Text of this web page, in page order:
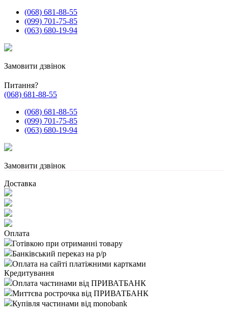
(068) 681-88-55
(099) 701-75-85
(063) 680-19-94
Замовити дзвінок
Питання?
(068) 681-88-55
(068) 681-88-55
(099) 701-75-85
(063) 680-19-94
Замовити дзвінок
Доставка
Оплата
Готівкою при отриманні товару
Банківський переказ на р/р
Оплата на сайті платіжними картками
Кредитування
Оплата частинами від ПРИВАТБАНК
Миттєва рострочка від ПРИВАТБАНК
Купівля частинами від monobank